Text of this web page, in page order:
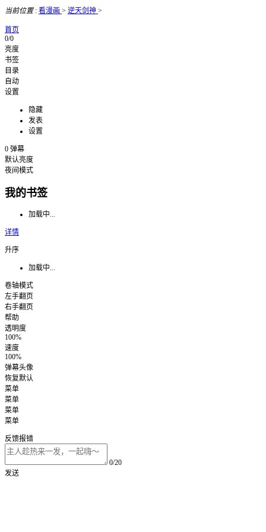
当前位置: 看漫画 > 逆天剑神 >
首页
0/0
亮度
书签
目录
自动
设置
隐藏
发表
设置
0 弹幕
默认亮度
夜间模式
我的书签
加载中...
详情
升序
加载中...
卷轴模式
左手翻页
右手翻页
帮助
透明度
100%
速度
100%
弹幕头像
恢复默认
菜单
菜单
菜单
菜单
反馈报错
0/20
发送